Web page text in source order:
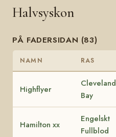
Halvsyskon
PÅ FADERSIDAN (83)
NAMN RAS
Highflyer
Cleveland
Bay
Hamilton xx
Engelskt
Fullblod